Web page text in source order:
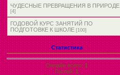
ЧУДЕСНЫЕ ПРЕВРАЩЕНИЯ В ПРИРОДЕ
[4]
ГОДОВОЙ КУРС ЗАНЯТИЙ ПО
ПОДГОТОВКЕ К ШКОЛЕ [100]
Статистика
Онлайн всего:1
Гостей:1